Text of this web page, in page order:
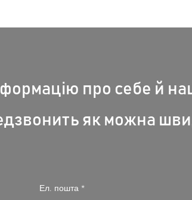
про себе й
як можна
Ел. пошта